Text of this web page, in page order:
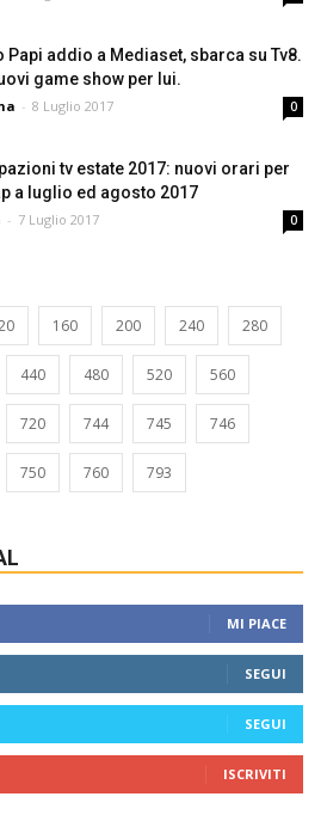
Papi addio a Mediaset, sbarca su Tv8.
game show per lui.
- 8 Luglio 2017 0
tv estate 2017: nuovi orari per
a luglio ed agosto 2017
- 7 Luglio 2017 0
160 200 240 280
440 480 520 560
720 744 745 746
750 760 793
MI PIACE
SEGUI
SEGUI
ISCRIVITI